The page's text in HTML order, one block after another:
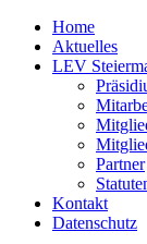
Home
Aktuelles
LEV
Partner
Kontakt
Datenschutz